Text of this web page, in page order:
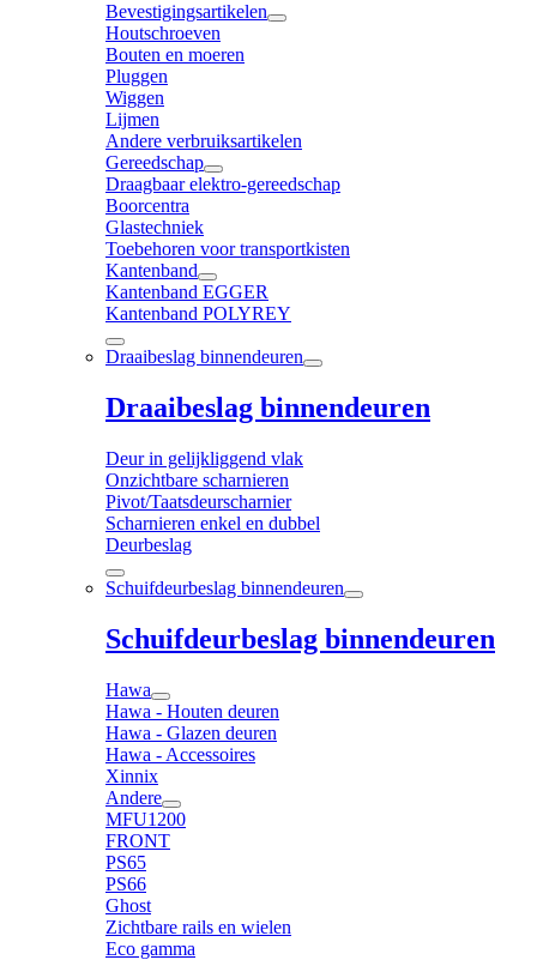
Bevestigingsartikelen
Houtschroeven
Bouten en moeren
Pluggen
Wiggen
Lijmen
Andere verbruiksartikelen
Gereedschap
Draagbaar elektro-gereedschap
Boorcentra
Glastechniek
Toebehoren voor transportkisten
Kantenband
Kantenband EGGER
Kantenband POLYREY
Draaibeslag binnendeuren
Draaibeslag binnendeuren
Deur in gelijkliggend vlak
Onzichtbare scharnieren
Pivot/Taatsdeurscharnier
Scharnieren enkel en dubbel
Deurbeslag
Schuifdeurbeslag binnendeuren
Schuifdeurbeslag binnendeuren
Hawa
Hawa - Houten deuren
Hawa - Glazen deuren
Hawa - Accessoires
Xinnix
Andere
MFU1200
FRONT
PS65
PS66
Ghost
Zichtbare rails en wielen
Eco gamma